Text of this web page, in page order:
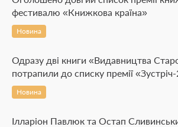
фестивалю «Книжкова країна»
Новина
Одразу дві книги «Видавництва
потрапили до списку премії
Новина
Ілларіон Павлюк та Остап